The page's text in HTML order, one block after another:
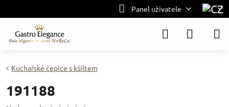
Panel uživatele
Kuchařské čepice s kšiltem
191188